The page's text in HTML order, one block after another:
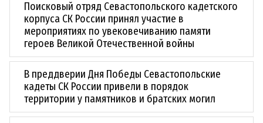
Поисковый отряд Севастопольского кадетского
корпуса СК России принял участие в
мероприятиях по увековечиванию памяти
героев Великой Отечественной войны
В преддверии Дня Победы Севастопольские
кадеты СК России привели в порядок
территории у памятников и братских могил